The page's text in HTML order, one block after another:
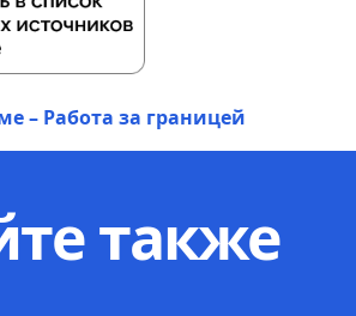
– Работа за границей
также